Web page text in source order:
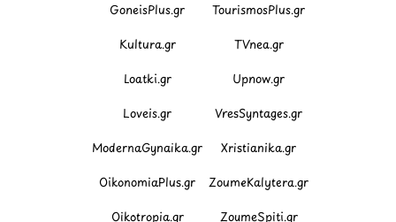
GoneisPlus.gr TourismosPlus.gr
Kultura.gr TVnea.gr
Loatki.gr Upnow.gr
Loveis.gr VresSyntages.gr
ModernaGynaika.gr Xristianika.gr
OikonomiaPlus.gr ZoumeKalytera.gr
Oikotropia.gr ZoumeSpiti.gr